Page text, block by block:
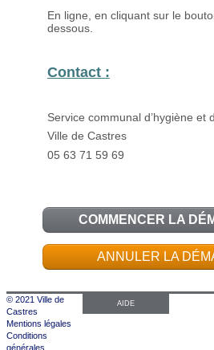
COMMENCER LA
ANNULER LA
© 2021 Ville de
Castres
Mentions légales
Conditions
générales
AIDE